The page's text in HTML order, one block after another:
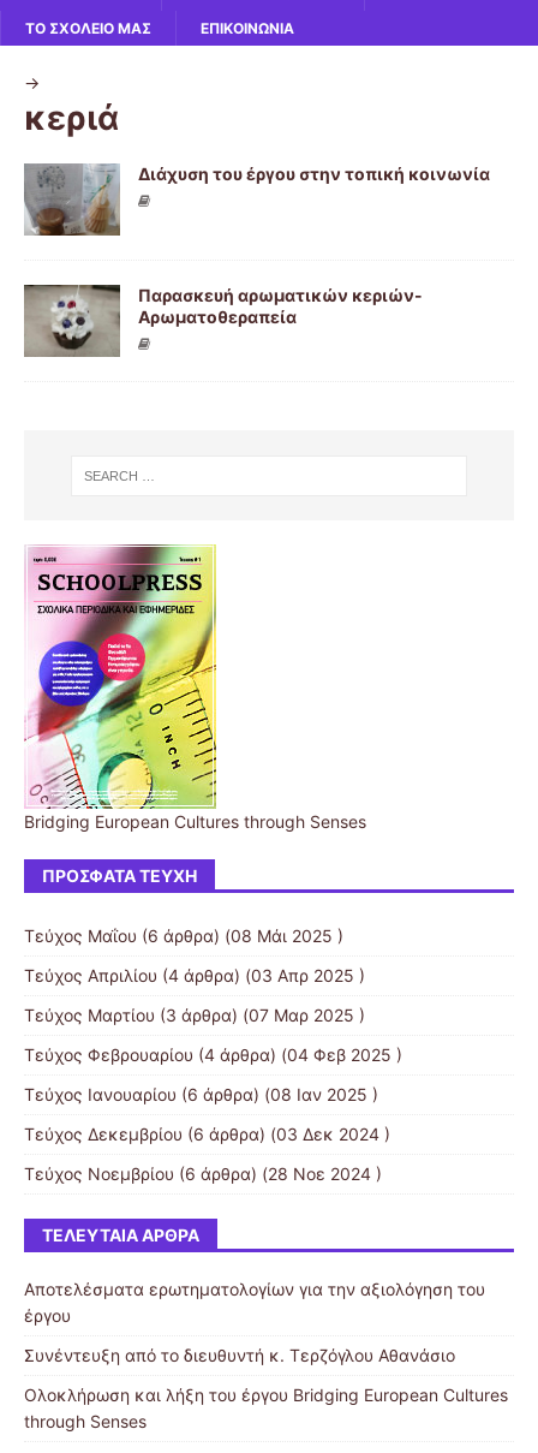
ΤΟ ΣΧΟΛΕΙΟ ΜΑΣ
ΕΠΙΚΟΙΝΩΝΙΑ
->
κεριά
Διάχυση του έργου στην τοπική κοινωνία
Παρασκευή αρωματικών κεριών-
Αρωματοθεραπεία
Bridging European Cultures through Senses
ΠΡΌΣΦΑΤΑ ΤΕΎΧΗ
Τεύχος Μαΐου (6 άρθρα) (08 Μάι 2025 )
Τεύχος Απριλίου (4 άρθρα) (03 Απρ 2025 )
Τεύχος Μαρτίου (3 άρθρα) (07 Μαρ 2025 )
Τεύχος Φεβρουαρίου (4 άρθρα) (04 Φεβ 2025 )
Τεύχος Ιανουαρίου (6 άρθρα) (08 Ιαν 2025 )
Τεύχος Δεκεμβρίου (6 άρθρα) (03 Δεκ 2024 )
Τεύχος Νοεμβρίου (6 άρθρα) (28 Νοε 2024 )
ΤΕΛΕΥΤΑΊΑ ΆΡΘΡΑ
Αποτελέσματα ερωτηματολογίων για την αξιολόγηση του
έργου
Συνέντευξη από το διευθυντή κ. Τερζόγλου Αθανάσιο
Ολοκλήρωση και λήξη του έργου Bridging European Cultures
through Senses